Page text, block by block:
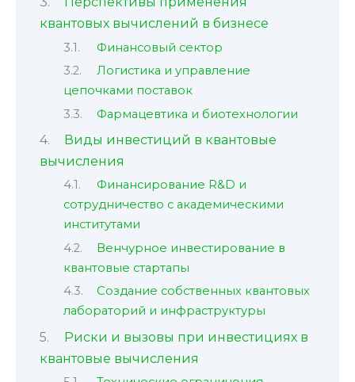
квантовых вычислений в бизнесе
Финансовый сектор
Логистика и управление
цепочками поставок
Фармацевтика и биотехнологии
Виды инвестиций в квантовые
вычисления
Финансирование R&D и
сотрудничество с академическими
институтами
Венчурное инвестирование в
квантовые стартапы
Создание собственных квантовых
лабораторий и инфраструктуры
Риски и вызовы при инвестициях в
квантовые вычисления